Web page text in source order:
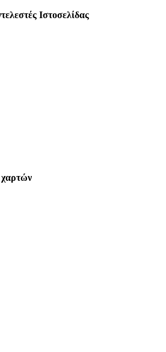
Ιστοσελίδας